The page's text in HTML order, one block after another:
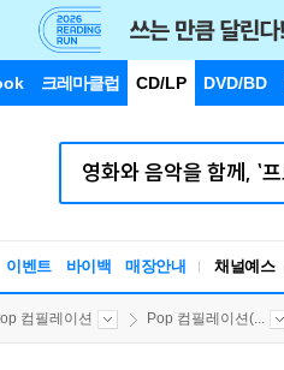
크레마클럽 CD/LP DVD/BD
이벤트 바이백 매장안내 채널예스
컴필레이션 Pop 컴필레이션(...